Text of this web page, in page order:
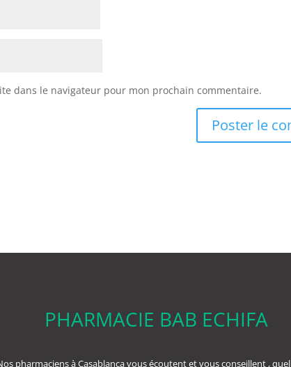
dans le navigateur pour mon prochain commentaire.
PHARMACIE BAB ECHIFA
pharmaciens à Casablanca vous écoutent et vous conseillent ,